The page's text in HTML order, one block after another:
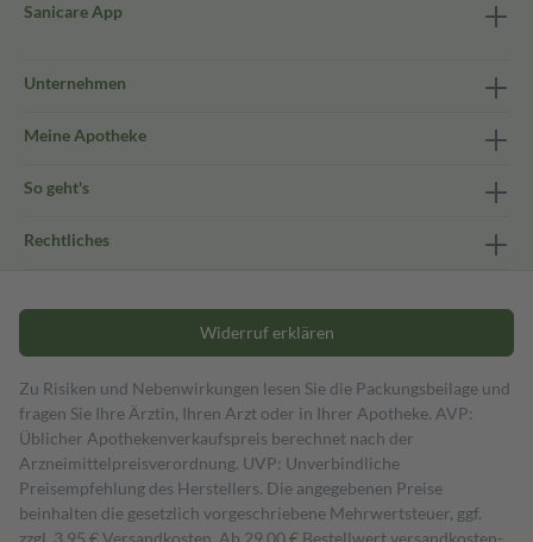
Sanicare App
Unternehmen
Meine Apotheke
So geht's
Rechtliches
Widerruf erklären
Zu Risiken und Nebenwirkungen lesen Sie die Packungsbeilage und
fragen Sie Ihre Ärztin, Ihren Arzt oder in Ihrer Apotheke. AVP:
Üblicher Apothekenverkaufspreis berechnet nach der
Arzneimittelpreisverordnung. UVP: Unverbindliche
Preisempfehlung des Herstellers. Die angegebenen Preise
beinhalten die gesetzlich vorgeschriebene Mehrwertsteuer, ggf.
zzgl. 3,95 € Versandkosten. Ab 29,00 € Bestell­wert versand­kosten­